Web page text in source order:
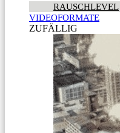
RAUSCHLEVEL
VIDEOFORMATE
ZUFÄLLIG